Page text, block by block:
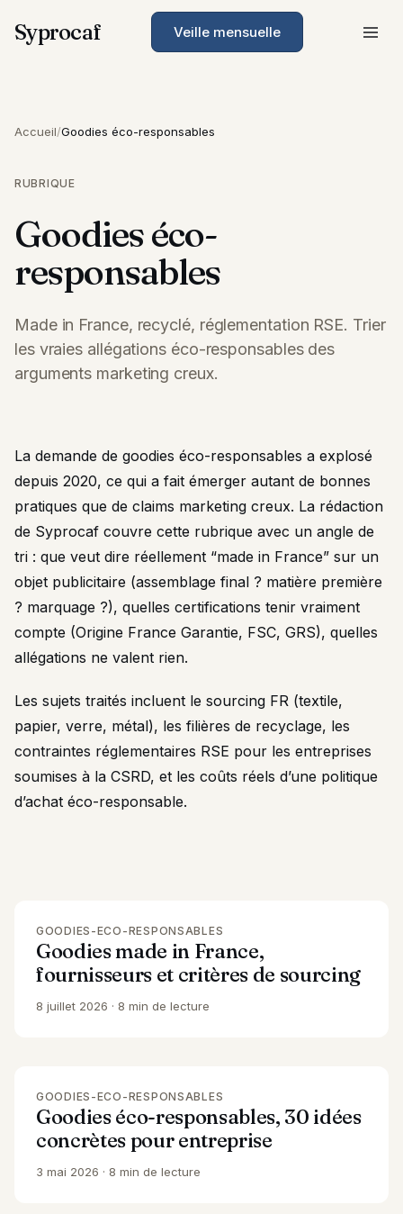
Syprocaf Veille mensuelle
Accueil/Goodies éco-responsables
RUBRIQUE
Goodies éco-
responsables
Made in France, recyclé, réglementation RSE. Trier
les vraies allégations éco-responsables des
arguments marketing creux.
La demande de goodies éco-responsables a explosé
depuis 2020, ce qui a fait émerger autant de bonnes
pratiques que de claims marketing creux. La rédaction
de Syprocaf couvre cette rubrique avec un angle de
tri : que veut dire réellement “made in France” sur un
objet publicitaire (assemblage final ? matière première
? marquage ?), quelles certifications tenir vraiment
compte (Origine France Garantie, FSC, GRS), quelles
allégations ne valent rien.
Les sujets traités incluent le sourcing FR (textile,
papier, verre, métal), les filières de recyclage, les
contraintes réglementaires RSE pour les entreprises
soumises à la CSRD, et les coûts réels d’une politique
d’achat éco-responsable.
GOODIES-ECO-RESPONSABLES
Goodies made in France,
fournisseurs et critères de sourcing
8 juillet 2026 8 min de lecture
GOODIES-ECO-RESPONSABLES
Goodies éco-responsables, 30 idées
concrètes pour entreprise
3 mai 2026 8 min de lecture